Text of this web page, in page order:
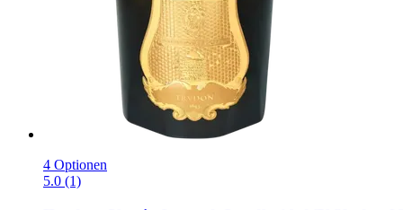
4 Optionen
5.0 (1)